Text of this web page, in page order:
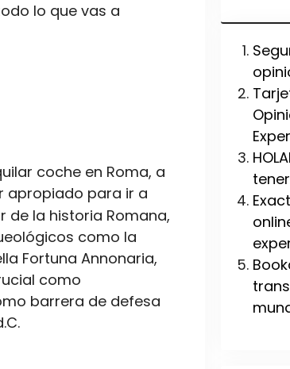
lo que vas a
coche en Roma, a
apropiado para ir a
de la historia Romana,
como la
Fortuna Annonaria,
como
barrera de defesa